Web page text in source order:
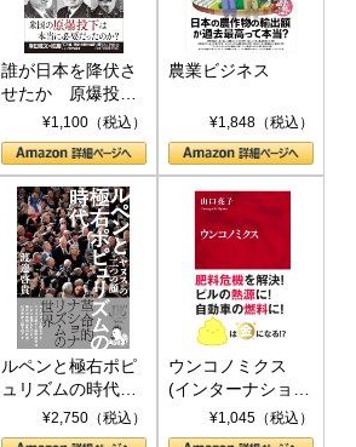
誰が日本を降伏さ
せたか 原爆投
下、ソ連参戦、そ
して聖断 (PHP新
書)
¥1,100（税込）
農業ビジネス
¥1,848（税込）
ルペンと極右ポピ
ュリズムの時代：
〈ヤヌス〉の二つ
の顔
¥2,750（税込）
ウンコノミクス
(インターナショナ
ル新書)¥1,045（税込）